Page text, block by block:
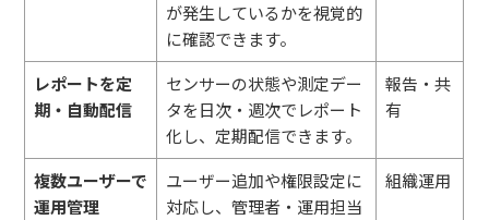
が発生しているかを視覚的
に確認できます。
レポートを定
期・自動配信
センサーの状態や測定デー
タを日次・週次でレポート
化し、定期配信できます。
報告・共
有
複数ユーザーで
運用管理
ユーザー追加や権限設定に
対応し、管理者・運用担当
組織運用